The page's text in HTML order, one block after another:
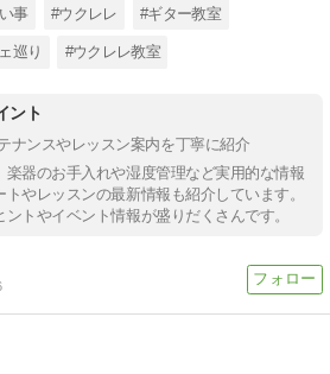
事 #ウクレレ #ギター教室
巡り #ウクレレ教室
ント
ナンスやレッスン案内を丁寧に紹介
楽器のお手入れや湿度管理など実用的な情報
やレッスンの最新情報も紹介しています。
トやイベント情報が盛りだくさんです。